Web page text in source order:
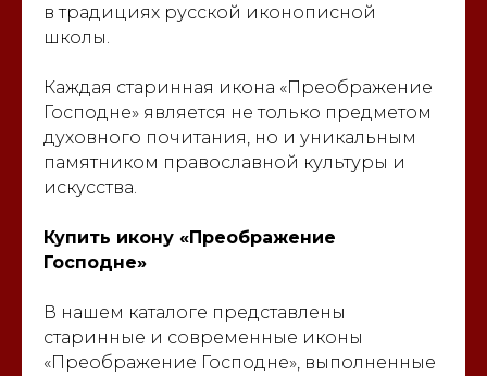
в традициях русской иконописной
школы.
Каждая старинная икона «Преображение
Господне» является не только предметом
духовного почитания, но и уникальным
памятником православной культуры и
искусства.
Купить икону «Преображение
Господне»
В нашем каталоге представлены
старинные и современные иконы
«Преображение Господне», выполненные